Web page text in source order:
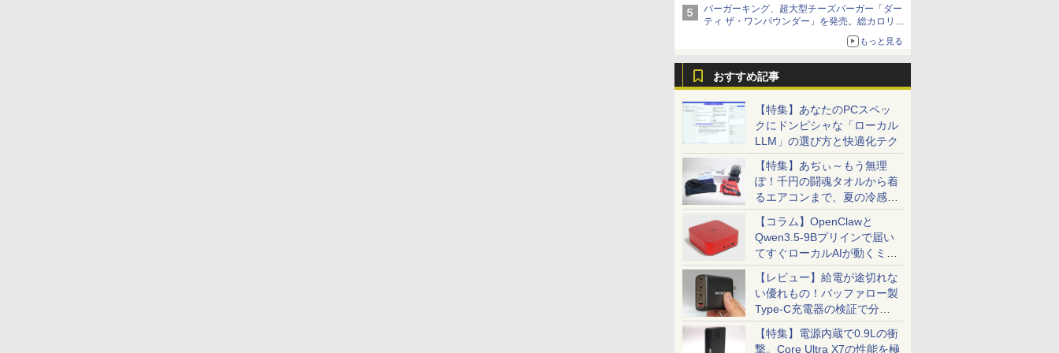
バーガーキング、超大型チーズバーガー「ダー
ティ ザ・ワンパウンダー」を発売。総カロリー
もっと見る
おすすめ記事
【特集】あなたのPCスペッ
クにドンピシャな「ローカル
LLM」の選び方と快適化テク
【特集】あぢぃ～もう無理
ぽ！千円の闘魂タオルから着
るエアコンまで、夏の冷感グ
ッズ一挙紹介
【コラム】OpenClawと
Qwen3.5-9Bプリインで届い
てすぐローカルAIが動くミニ
PC「SER9 Pro」
【レビュー】給電が途切れな
い優れもの！バッファロー製
Type-C充電器の検証で分か
ったこと
【特集】電源内蔵で0.9Lの衝
撃。Core Ultra X7の性能を極